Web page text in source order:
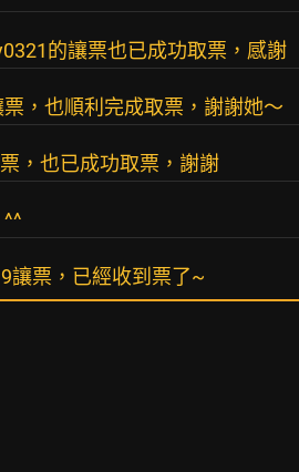
的讓票也已成功取票，感謝
，也順利完成取票，謝謝她～
，也已成功取票，謝謝
讓票，已經收到票了~